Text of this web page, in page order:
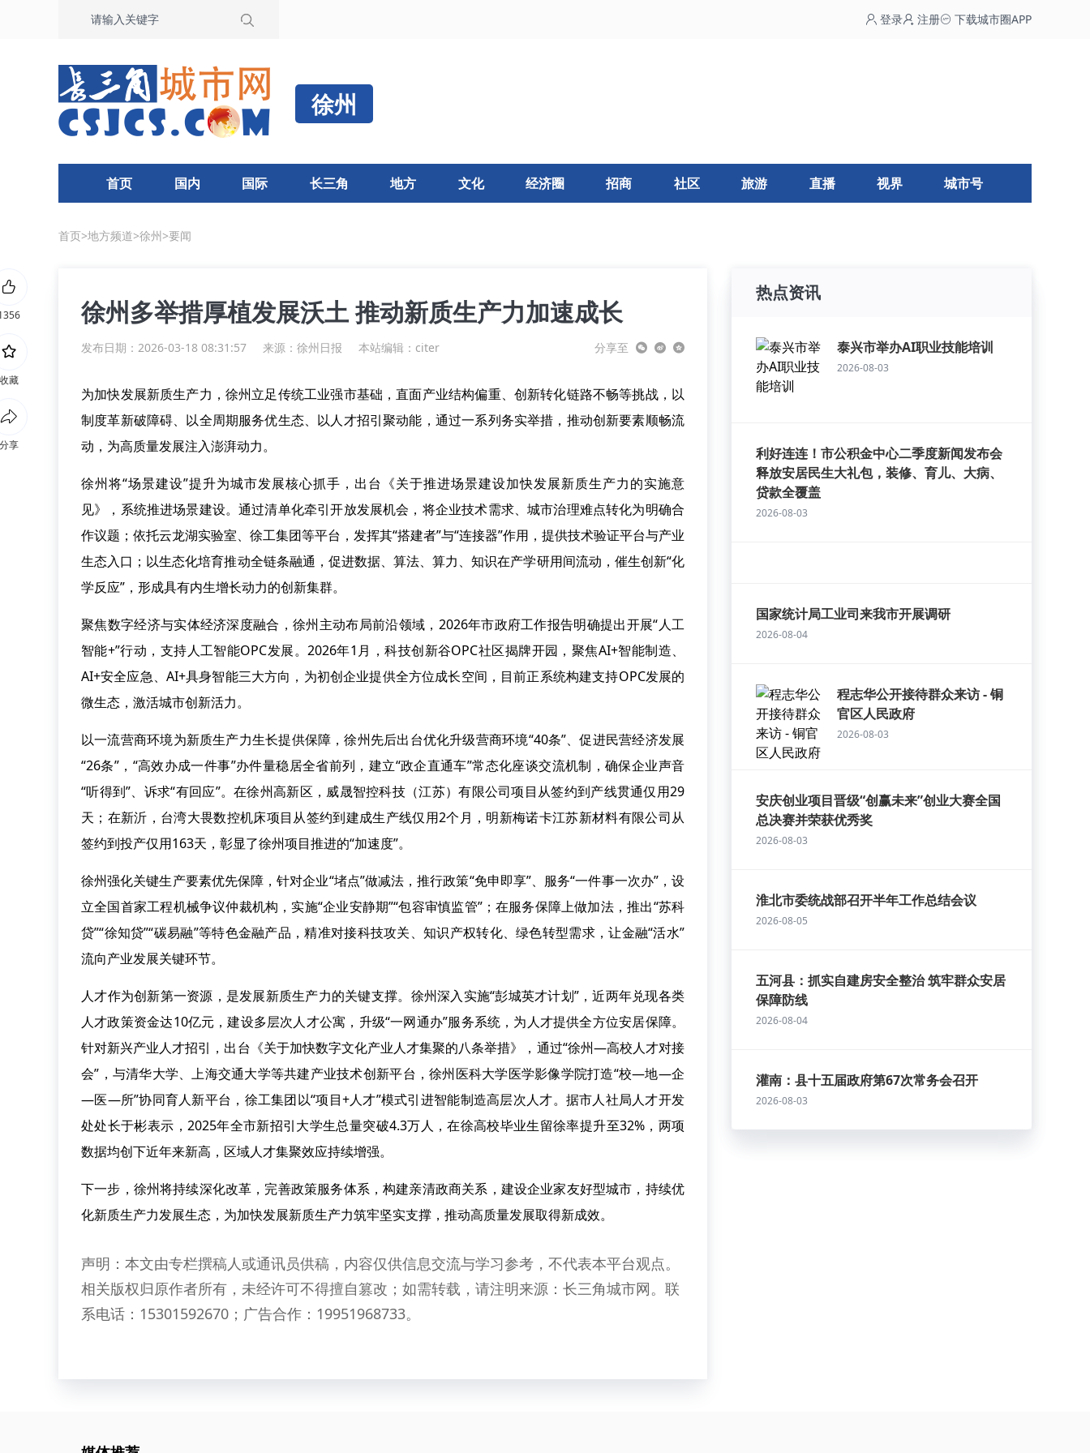
登录 注册 下载城市圈APP
徐州
首页 国内 国际 长三角 地方 文化 经济圈 招商 社区 旅游 直播 视界 城市号
首页>地方频道>徐州>要闻
徐州多举措厚植发展沃土 推动新质生产力加速成长
发布日期：2026-03-18 08:31:57 来源： 徐州日报 本站编辑：citer 分享至
为加快发展新质生产力，徐州立足传统工业强市基础，直面产业结构偏重、创新转化链路不畅等挑战，以
制度革新破障碍、以全周期服务优生态、以人才招引聚动能，通过一系列务实举措，推动创新要素顺畅流
动，为高质量发展注入澎湃动力。
徐州将“场景建设”提升为城市发展核心抓手，出台《关于推进场景建设加快发展新质生产力的实施意
见》，系统推进场景建设。通过清单化牵引开放发展机会，将企业技术需求、城市治理难点转化为明确合
作议题；依托云龙湖实验室、徐工集团等平台，发挥其“搭建者”与“连接器”作用，提供技术验证平台与产业
生态入口；以生态化培育推动全链条融通，促进数据、算法、算力、知识在产学研用间流动，催生创新“化
学反应”，形成具有内生增长动力的创新集群。
聚焦数字经济与实体经济深度融合，徐州主动布局前沿领域，2026年市政府工作报告明确提出开展“人工
智能+”行动，支持人工智能OPC发展。2026年1月，科技创新谷OPC社区揭牌开园，聚焦AI+智能制造、
AI+安全应急、AI+具身智能三大方向，为初创企业提供全方位成长空间，目前正系统构建支持OPC发展的
微生态，激活城市创新活力。
以一流营商环境为新质生产力生长提供保障，徐州先后出台优化升级营商环境“40条”、促进民营经济发展
“26条”，“高效办成一件事”办件量稳居全省前列，建立“政企直通车”常态化座谈交流机制，确保企业声音
“听得到”、诉求“有回应”。在徐州高新区，威晟智控科技（江苏）有限公司项目从签约到产线贯通仅用29
天；在新沂，台湾大畏数控机床项目从签约到建成生产线仅用2个月，明新梅诺卡江苏新材料有限公司从
签约到投产仅用163天，彰显了徐州项目推进的“加速度”。
徐州强化关键生产要素优先保障，针对企业“堵点”做减法，推行政策“免申即享”、服务“一件事一次办”，设
立全国首家工程机械争议仲裁机构，实施“企业安静期”“包容审慎监管”；在服务保障上做加法，推出“苏科
贷”“徐知贷”“碳易融”等特色金融产品，精准对接科技攻关、知识产权转化、绿色转型需求，让金融“活水”
流向产业发展关键环节。
人才作为创新第一资源，是发展新质生产力的关键支撑。徐州深入实施“彭城英才计划”，近两年兑现各类
人才政策资金达10亿元，建设多层次人才公寓，升级“一网通办”服务系统，为人才提供全方位安居保障。
针对新兴产业人才招引，出台《关于加快数字文化产业人才集聚的八条举措》，通过“徐州—高校人才对接
会”，与清华大学、上海交通大学等共建产业技术创新平台，徐州医科大学医学影像学院打造“校—地—企
—医—所”协同育人新平台，徐工集团以“项目+人才”模式引进智能制造高层次人才。据市人社局人才开发
处处长于彬表示，2025年全市新招引大学生总量突破4.3万人，在徐高校毕业生留徐率提升至32%，两项
数据均创下近年来新高，区域人才集聚效应持续增强。
下一步，徐州将持续深化改革，完善政策服务体系，构建亲清政商关系，建设企业家友好型城市，持续优
化新质生产力发展生态，为加快发展新质生产力筑牢坚实支撑，推动高质量发展取得新成效。
声明：本文由专栏撰稿人或通讯员供稿，内容仅供信息交流与学习参考，不代表本平台观点。
相关版权归原作者所有，未经许可不得擅自篡改；如需转载，请注明来源：长三角城市网。联
系电话：15301592670；广告合作：19951968733。
热点资讯
泰兴市举办AI职业技能培训
2026-08-03
利好连连！市公积金中心二季度新闻发布会
释放安居民生大礼包，装修、育儿、大病、
贷款全覆盖
2026-08-03
国家统计局工业司来我市开展调研
2026-08-04
程志华公开接待群众来访 - 铜
官区人民政府
2026-08-03
安庆创业项目晋级“创赢未来”创业大赛全国
总决赛并荣获优秀奖
2026-08-03
淮北市委统战部召开半年工作总结会议
2026-08-05
五河县：抓实自建房安全整治 筑牢群众安居
保障防线
2026-08-04
灌南：县十五届政府第67次常务会召开
2026-08-03
收藏
分享